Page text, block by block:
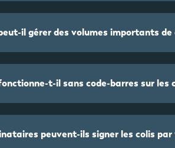
il gérer des volumes importants de
t-il sans code-barres sur les
peuvent-ils signer les colis par